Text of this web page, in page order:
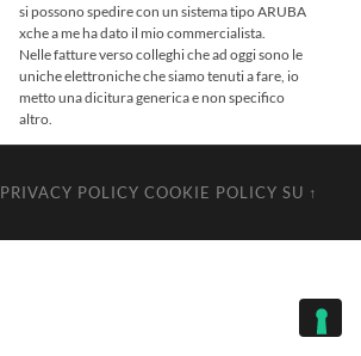
si possono spedire con un sistema tipo ARUBA
xche a me ha dato il mio commercialista.
Nelle fatture verso colleghi che ad oggi sono le
uniche elettroniche che siamo tenuti a fare, io
metto una dicitura generica e non specifico
altro.
PRIVACY POLICY COOKIE POLICY SU ↑